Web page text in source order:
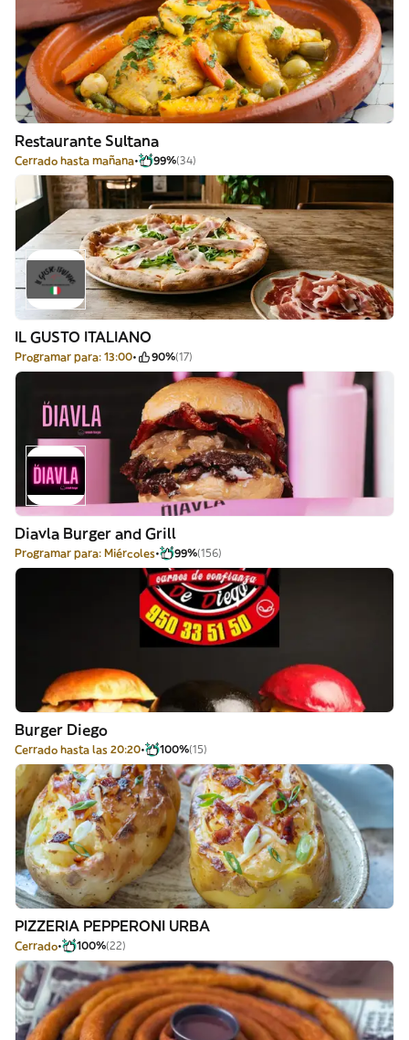
Restaurante Sultana
Cerrado hasta mañana 99%(34)
IL GUSTO ITALIANO
Programar para: 13:00 90%(17)
Diavla Burger and Grill
Programar para: Miércoles 99%(156)
Burger Diego
Cerrado hasta las 20:20 100%(15)
PIZZERIA PEPPERONI URBA
Cerrado 100%(22)